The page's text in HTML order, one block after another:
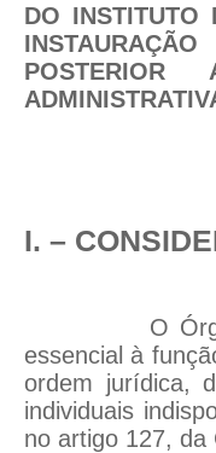
DO INSTITUTO
POSTERIOR
I. –
O Órgão do
essencial à
ordem jurídica,
individuais
no artigo 127, da